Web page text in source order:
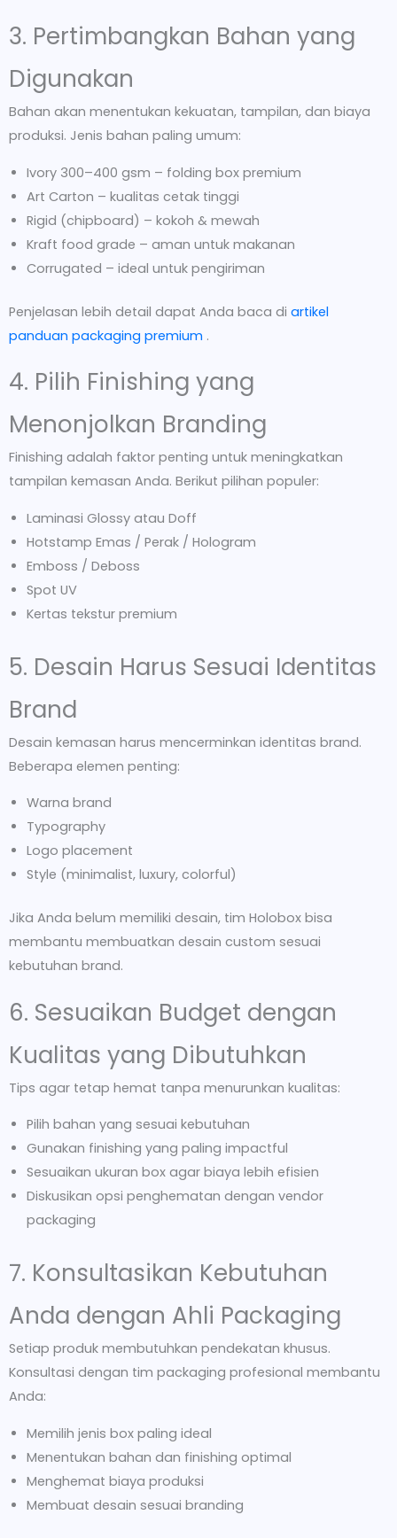
3. Pertimbangkan Bahan yang
Digunakan
Bahan akan menentukan kekuatan, tampilan, dan biaya
produksi. Jenis bahan paling umum:
Ivory 300–400 gsm – folding box premium
Art Carton – kualitas cetak tinggi
Rigid (chipboard) – kokoh & mewah
Kraft food grade – aman untuk makanan
Corrugated – ideal untuk pengiriman
Penjelasan lebih detail dapat Anda baca di artikel
panduan packaging premium .
4. Pilih Finishing yang
Menonjolkan Branding
Finishing adalah faktor penting untuk meningkatkan
tampilan kemasan Anda. Berikut pilihan populer:
Laminasi Glossy atau Doff
Hotstamp Emas / Perak / Hologram
Emboss / Deboss
Spot UV
Kertas tekstur premium
5. Desain Harus Sesuai Identitas
Brand
Desain kemasan harus mencerminkan identitas brand.
Beberapa elemen penting:
Warna brand
Typography
Logo placement
Style (minimalist, luxury, colorful)
Jika Anda belum memiliki desain, tim Holobox bisa
membantu membuatkan desain custom sesuai
kebutuhan brand.
6. Sesuaikan Budget dengan
Kualitas yang Dibutuhkan
Tips agar tetap hemat tanpa menurunkan kualitas:
Pilih bahan yang sesuai kebutuhan
Gunakan finishing yang paling impactful
Sesuaikan ukuran box agar biaya lebih efisien
Diskusikan opsi penghematan dengan vendor
packaging
7. Konsultasikan Kebutuhan
Anda dengan Ahli Packaging
Setiap produk membutuhkan pendekatan khusus.
Konsultasi dengan tim packaging profesional membantu
Anda:
Memilih jenis box paling ideal
Menentukan bahan dan finishing optimal
Menghemat biaya produksi
Membuat desain sesuai branding